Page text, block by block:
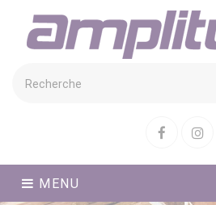
Facebook
MENU
Cookies management panel